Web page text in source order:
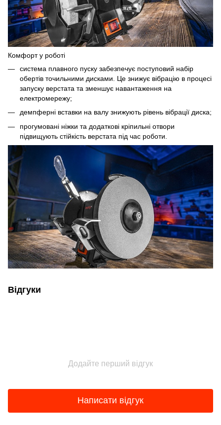
Комфорт у роботі
система плавного пуску забезпечує поступовий набір
обертів точильними дисками. Це знижує вібрацію в процесі
запуску верстата та зменшує навантаження на
електромережу;
демпферні вставки на валу знижують рівень вібрації диска;
прогумовані ніжки та додаткові кріпильні отвори
підвищують стійкість верстата під час роботи.
Відгуки
Додайте перший відгук
Написати відгук